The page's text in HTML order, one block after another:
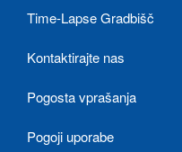
Time-Lapse Gradbišč
Kontaktirajte nas
Pogosta vprašanja
Pogoji uporabe